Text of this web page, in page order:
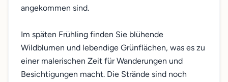
angekommen sind.
Im späten Frühling finden Sie blühende
Wildblumen und lebendige Grünflächen, was es zu
einer malerischen Zeit für Wanderungen und
Besichtigungen macht. Die Strände sind noch